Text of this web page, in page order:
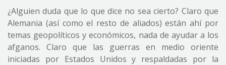
¿Alguien duda que lo que dice no sea cierto? Claro que
Alemania (así como el resto de aliados) están ahí por
temas geopolíticos y económicos, nada de ayudar a los
afganos. Claro que las guerras en medio oriente
iniciadas por Estados Unidos y respaldadas por la